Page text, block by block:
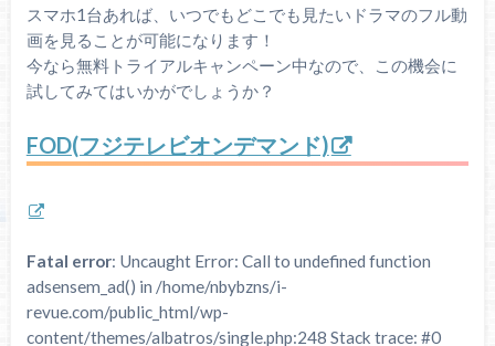
スマホ1台あれば、いつでもどこでも見たいドラマのフル動
画を見ることが可能になります！
今なら無料トライアルキャンペーン中なので、この機会に
試してみてはいかがでしょうか？
FOD(フジテレビオンデマンド)
Fatal error: Uncaught Error: Call to undefined function
adsensem_ad() in /home/nbybzns/i-
revue.com/public_html/wp-
content/themes/albatros/single.php:248 Stack trace: #0